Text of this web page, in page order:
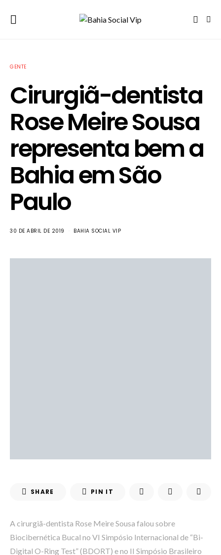
GENTE
Cirurgiã-dentista
Rose Meire Sousa
representa bem a
Bahia em São
Paulo
30 DE ABRIL DE 2019 BAHIA SOCIAL VIP
SHARE PIN IT
A cirurgiã-dentista Rose Meire Sousa falou sobre
Biocibernética Bucal no VI Simpósio Internacional de “Bi-
Digital O-Ring Test” (BDORT) e no II Simpósio Brasileiro